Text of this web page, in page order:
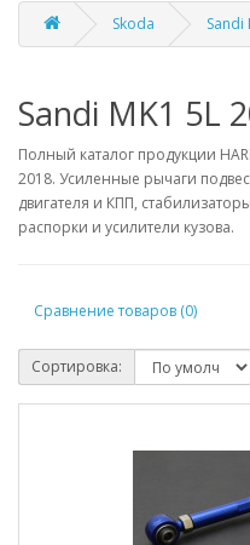
Skoda Sandi
Sandi MK1 5L
Полный каталог продукции
2018. Усиленные рычаги
двигателя и КПП,
распорки и усилители кузова.
Сравнение товаров (0)
Сортировка: